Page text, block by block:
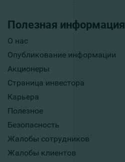
Полезная информация
О нас
Опубликование информации
Акционеры
Страница инвестора
Карьера
Полезное
Безопасность
Жалобы сотрудников
Жалобы клиентов